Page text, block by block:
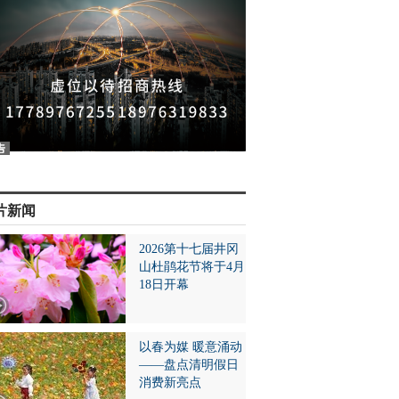
新闻
2026第十七届井冈
山杜鹃花节将于4月
18日开幕
以春为媒 暖意涌动
——盘点清明假日
消费新亮点